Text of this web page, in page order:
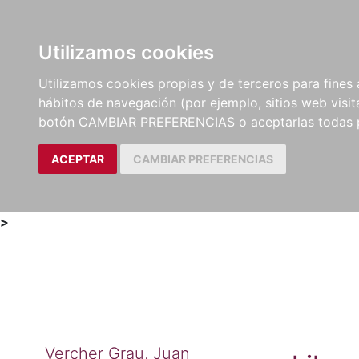
Utilizamos cookies
Utilizamos cookies propias y de terceros para
hábitos de navegación (por ejemplo, sitios web
botón CAMBIAR PREFERENCIAS o aceptarlas
ACEPTAR CAMBIAR PREFERENCIAS
LIBROS
MÉTODOS Y
EJERCICIOS
PARTITURAS Y
CRÍTICAS
>
Vercher Grau, Juan